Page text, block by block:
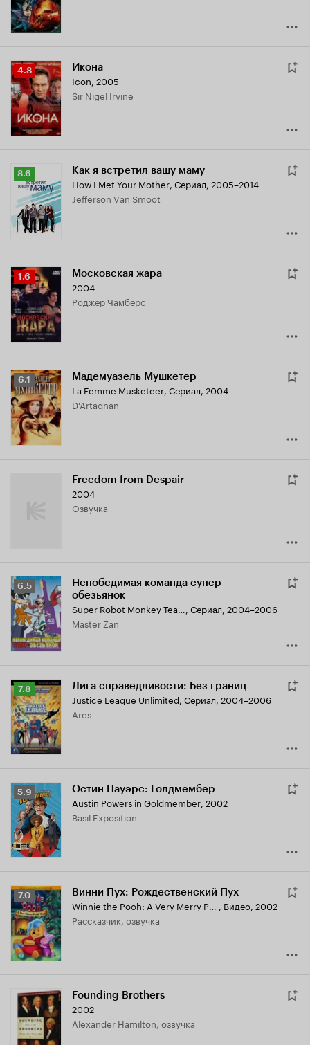
Рейтинг
Кинопоиска
4.8
4.8 Икона
Icon, 2005
Sir Nigel Irvine
Рейтинг
Кинопоиска
8.6
8.6 Как я встретил вашу маму
How I Met Your Mother, Сериал, 2005–2014
Jefferson Van Smoot
Рейтинг
Кинопоиска
1.6
1.6 Московская жара
2004
Роджер Чамберс
Рейтинг
Кинопоиска
6.1
6.1 Мадемуазель Мушкетер
La Femme Musketeer, Сериал, 2004
D'Artagnan
Freedom from Despair
2004
озвучка
Рейтинг
Кинопоиска
6.5
6.5
Непобедимая команда супер-
обезьянок
Super Robot Monkey Team Hyperforce Go!, Сериал, 2004–2006
Master Zan
Рейтинг
Кинопоиска
7.8
7.8 Лига справедливости: Без границ
Justice League Unlimited, Сериал, 2004–2006
Ares
Рейтинг
Кинопоиска
5.9
5.9 Остин Пауэрс: Голдмембер
Austin Powers in Goldmember, 2002
Basil Exposition
Рейтинг
Кинопоиска
7.0
7.0 Винни Пух: Рождественский Пух
Winnie the Pooh: A Very Merry Pooh Year , Видео, 2002
рассказчик, озвучка
Founding Brothers
2002
Alexander Hamilton, озвучка